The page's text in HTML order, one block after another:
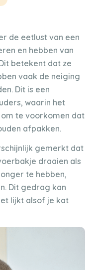
de eetlust van een
en hebben van
betekent dat ze
vaak de neiging
Dit is een
waarin het
te voorkomen dat
afpakken.
gemerkt dat
draaien als
te hebben,
Dit gedrag kan
lijkt alsof je kat